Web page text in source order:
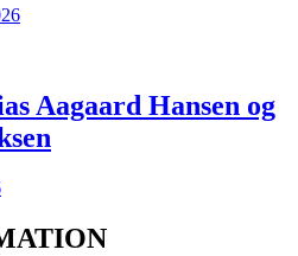
Aagaard Hansen og